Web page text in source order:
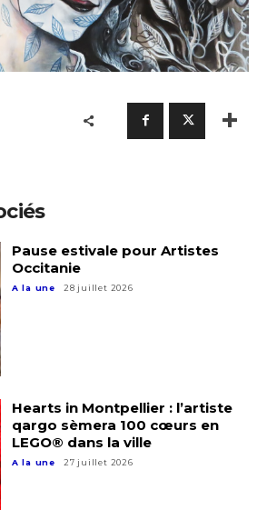
Pause estivale pour Artistes
Occitanie
A la une 28 juillet 2026
Hearts in Montpellier : l’artiste
qargo sèmera 100 cœurs en
LEGO® dans la ville
A la une 27 juillet 2026